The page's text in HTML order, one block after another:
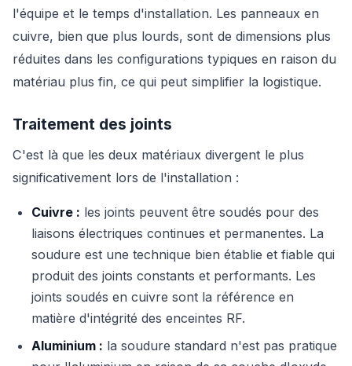
l'équipe et le temps d'installation. Les panneaux en
cuivre, bien que plus lourds, sont de dimensions plus
réduites dans les configurations typiques en raison du
matériau plus fin, ce qui peut simplifier la logistique.
Traitement des joints
C'est là que les deux matériaux divergent le plus
significativement lors de l'installation :
Cuivre : les joints peuvent être soudés pour des
liaisons électriques continues et permanentes. La
soudure est une technique bien établie et fiable qui
produit des joints constants et performants. Les
joints soudés en cuivre sont la référence en
matière d'intégrité des enceintes RF.
Aluminium : la soudure standard n'est pas pratique